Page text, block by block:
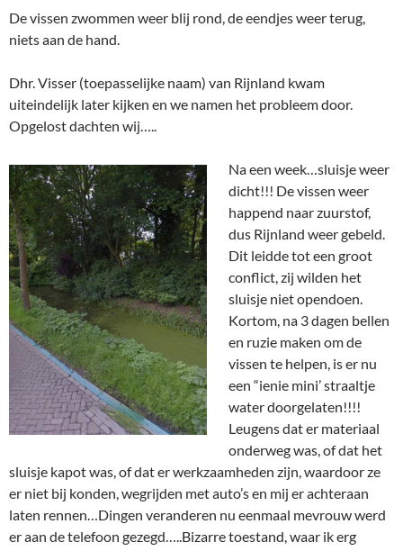
De vissen zwommen weer blij rond, de eendjes weer terug,
niets aan de hand.
Dhr. Visser (toepasselijke naam) van Rijnland kwam
uiteindelijk later kijken en we namen het probleem door.
Opgelost dachten wij…..
Na een week…sluisje weer
dicht!!! De vissen weer
happend naar zuurstof,
dus Rijnland weer gebeld.
Dit leidde tot een groot
conflict, zij wilden het
sluisje niet opendoen.
Kortom, na 3 dagen bellen
en ruzie maken om de
vissen te helpen, is er nu
een “ienie mini’ straaltje
water doorgelaten!!!!
Leugens dat er materiaal
onderweg was, of dat het
sluisje kapot was, of dat er werkzaamheden zijn, waardoor ze
er niet bij konden, wegrijden met auto’s en mij er achteraan
laten rennen…Dingen veranderen nu eenmaal mevrouw werd
er aan de telefoon gezegd…..Bizarre toestand, waar ik erg